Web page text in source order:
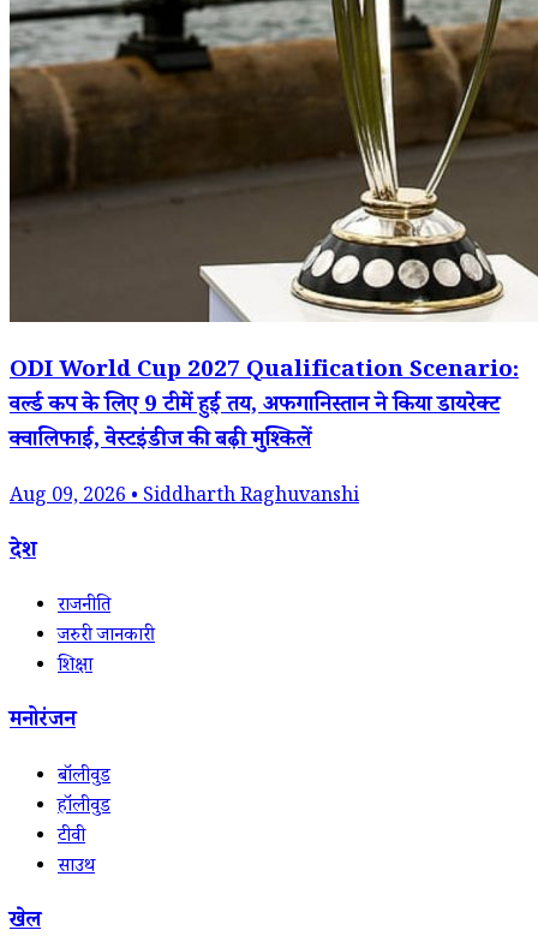
ODI World Cup 2027 Qualification Scenario:
वर्ल्ड कप के लिए 9 टीमें हुईं तय, अफगानिस्तान ने किया डायरेक्ट
क्वालिफाई, वेस्टइंडीज की बढ़ी मुश्किलें
Aug 09, 2026 • Siddharth Raghuvanshi
देश
राजनीति
जरुरी जानकारी
शिक्षा
मनोरंजन
बॉलीवुड
हॉलीवुड
टीवी
साउथ
खेल